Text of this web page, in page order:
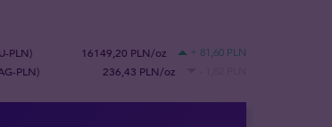
PLN) 16149,20 PLN/oz + 81,60 PLN
PLN) 236,43 PLN/oz